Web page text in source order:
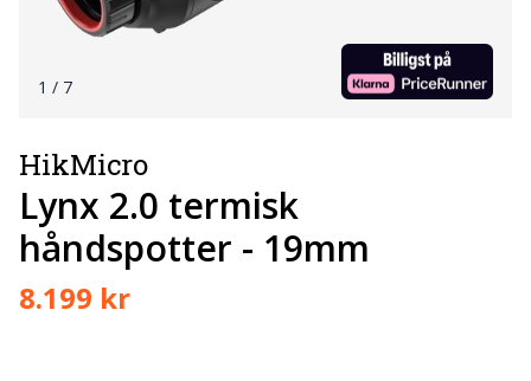
1 / 7
HikMicro
Lynx 2.0 termisk
håndspotter - 19mm
8.199 kr